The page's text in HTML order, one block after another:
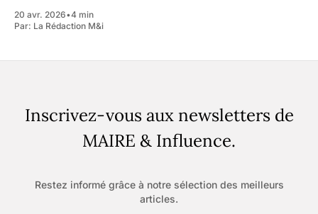
existent. À condition, pour le binôme Maire-DGS,
20 avr. 2026•4 min
Par: La Rédaction M&i
Inscrivez-vous aux newsletters de
MAIRE & Influence.
Restez informé grâce à notre sélection des meilleurs
articles.